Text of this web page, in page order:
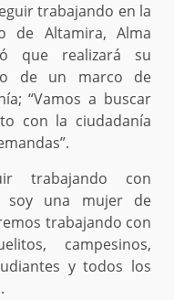
trabajando en la
de Altamira, Alma
que realizará su
de un marco de
“Vamos a buscar
con la ciudadanía
trabajando con
soy una mujer de
trabajando con
campesinos,
y todos los